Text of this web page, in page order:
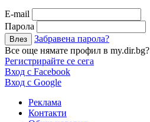
Е-mail
Парола
Забравена парола?
Все още нямате профил в my.dir.bg?
Регистрирайте се сега
Вход с Facebook
Вход с Google
Реклама
Контакти